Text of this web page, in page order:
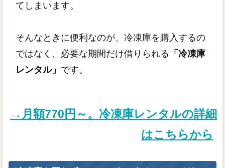
てしまいます。
そんなときに便利なのが、冷凍庫を購入するの
ではなく、必要な期間だけ借りられる 「冷凍庫
レンタル」 です。
→月額770円～。冷凍庫レンタルの詳細
はこちらから